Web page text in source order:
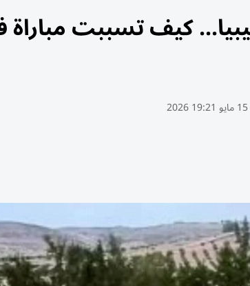
كيف تسببت
15 مايو 19:21 2026